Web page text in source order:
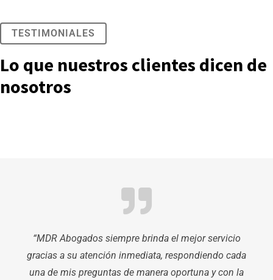
TESTIMONIALES
Lo que nuestros clientes dicen de
nosotros
“MDR Abogados siempre brinda el mejor servicio
gracias a su atención inmediata, respondiendo cada
una de mis preguntas de manera oportuna y con la